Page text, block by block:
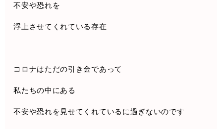
不安や恐れを
浮上させてくれている存在
コロナはただの引き金であって
私たちの中にある
不安や恐れを見せてくれているに過ぎないのです